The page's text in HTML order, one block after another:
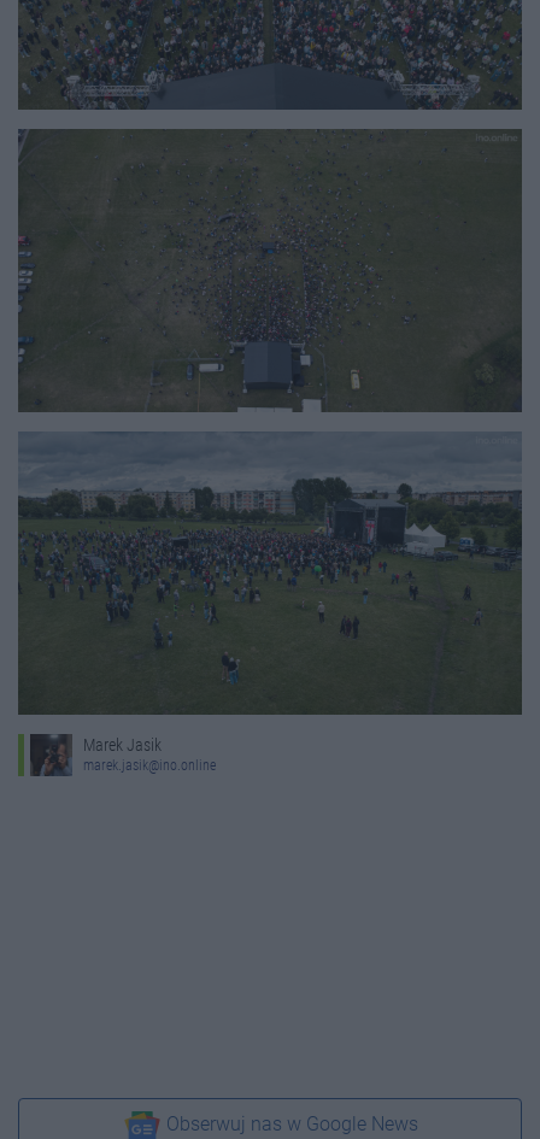
Marek Jasik
marek.jasik@ino.online
Obserwuj nas w Google News